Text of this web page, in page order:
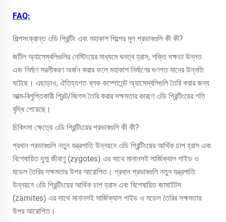
FAQ:
শিল্পসংক্রান্ত ৩ডি প্রিন্টিং এবং মহাকাশ শিল্পের মূল প্রভাবগুলি কী কী?
জটিল অ্যাসেম্বলিগুলির নেস্টিংয়ের মাধ্যমে ঘনত্ব হ্রাস, শক্তি দক্ষতা উন্নত
এবং নির্মাণ সরলীকরণ অর্জন করার ফলে মহাকাশ নির্মাণের গুণগত মানের উন্নতি
ঘটেছে। এছাড়াও, ঐতিহ্যগত ব্লক কম্পোনেন্ট অ্যাসেম্বলিগুলি তৈরি করার জন্য
আত্ম-বিলুপ্তিকারী প্রিন্ট/জিগস তৈরি করার সক্ষমতার কারণে ৩ডি প্রিন্টিংয়ের গতি
বৃদ্ধি পেয়েছে।
চিকিৎসা ক্ষেত্রে ৩ডি প্রিন্টিংয়ের প্রভাবগুলি কী কী?
প্রধান প্রভাবগুলি নতুন যন্ত্রপাতি উন্নয়নে ৩ডি প্রিন্টিংয়ের আর্থিক চাপ হ্রাস এবং
বিশেষায়িত যুগ্ম জীবাণু (zygotes) এর সাথে মানানসই সার্জিক্যাল গাইড ও
মডেল তৈরির সক্ষমতার উপর আরোপিত। প্রধান প্রভাবগুলি নতুন যন্ত্রপাতি
উন্নয়নে ৩ডি প্রিন্টিংয়ের আর্থিক চাপ হ্রাস এবং বিশেষায়িত জামাইটস
(zamites) এর সাথে মানানসই সার্জিক্যাল গাইড ও মডেল তৈরির সক্ষমতার
উপর আরোপিত।